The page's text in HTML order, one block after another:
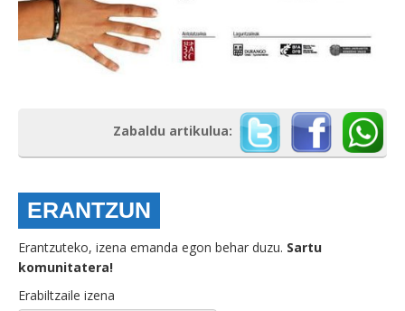
Zabaldu artikulua:
ERANTZUN
Erantzuteko, izena emanda egon behar duzu. Sartu
komunitatera!
Erabiltzaile izena